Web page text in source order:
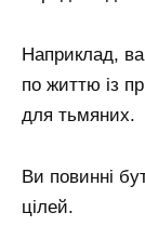
Наприклад,
по життю із
для тьмяних.
Ви повинні
цілей.